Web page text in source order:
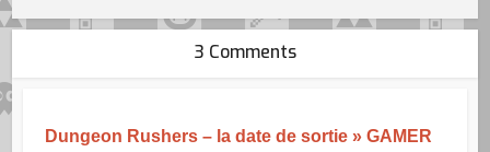
3 Comments
Dungeon Rushers – la date de sortie » GAMER